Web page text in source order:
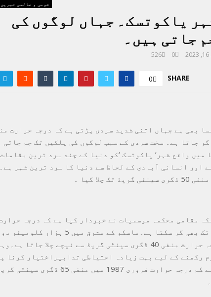
قومی و عالمی خبریں
یاکوتسک۔ جہاں لوگوں کی
جاتی ہیں۔
0
526
SHARE
0
جاتا ہے۔ سخت سردی کے سبب لوگوں کی پلکیں تک جم جاتی
میں واقع شہر’ یاکوتسک ‘کو دنیا کے چند سرد ترین
اور انسانی آبادی کے لحاظ سے دنیا کا سرد ترین شہر
چلا گیا ۔
مقامی محکمہ موسمیات نے خبردار کیا ہے کہ درجہ
62 ڈگری سینٹی گریڈ تک بھی گر سکتا ہے۔ماسکو کے مشرق میں
اس شہر میں اکثر درجہ حرارت منفی 40 ڈگری سینٹی گریڈ سے نیچے چلا جاتا
رکھنے کے لیے بہت زیادہ احتیاطی تدابیراختیار کرنا
ہیں۔اس شہر میں سب سے کم درجہ حرارت فروری 1987 میں منفی 65 ڈگری سینٹی